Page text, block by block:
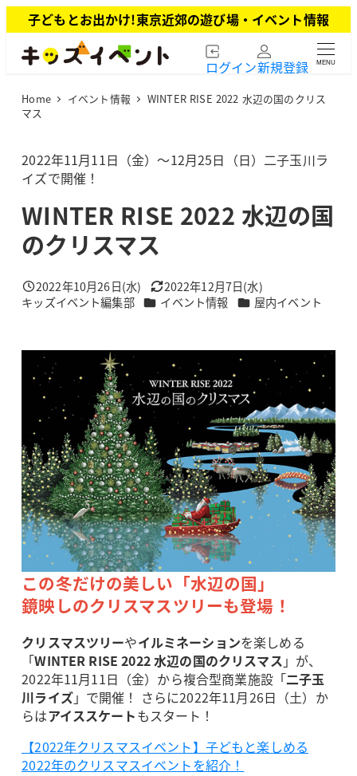
イ
子どもとお出かけ!東京近郊の遊び場・イベント情報
ログイン新規登録 MENU
Home イベント情報
WINTER RISE 2022 水辺の国のクリス
マス
2022年11月11日（金）～12月25日（日）二子玉川ラ
イズで開催！
WINTER RISE 2022 水辺の国
のクリスマス
投稿日
2022年10月26日(水) 更新日
2022年12月7日(水)
著
キッズイベント編集部 カテゴリー
イベント情報 カテゴリー
屋内イベント
この冬だけの美しい「水辺の国」
鏡映しのクリスマスツリーも登場！
クリスマスツリーやイルミネーションを楽しめる
「WINTER RISE 2022 水辺の国のクリスマス 」が、
2022年11月11日（金）から複合型商業施設「二子玉
川ライズ」で開催！ さらに2022年11月26日（土）か
らはアイススケートもスタート！
【2022年クリスマスイベント】子どもと楽しめる
2022年のクリスマスイベントを紹介！